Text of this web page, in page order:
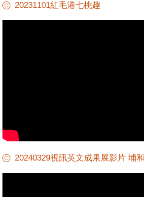
20231101紅毛港七桃趣
20240329視訊英文成果展影片 埔